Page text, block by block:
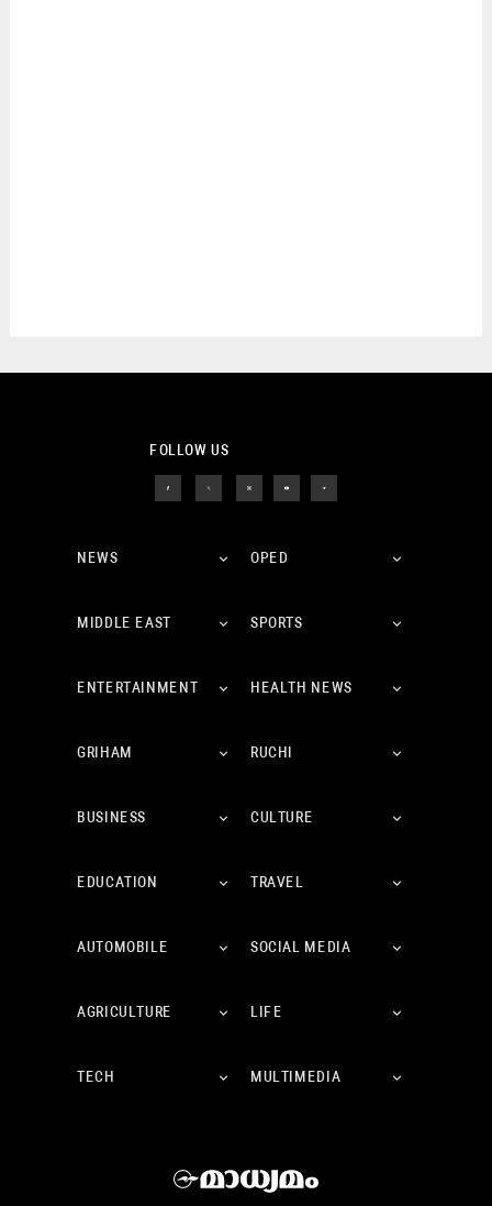
FOLLOW US
NEWS OPED
MIDDLE EAST SPORTS
ENTERTAINMENT HEALTH NEWS
GRIHAM RUCHI
BUSINESS CULTURE
EDUCATION TRAVEL
AUTOMOBILE SOCIAL MEDIA
AGRICULTURE LIFE
TECH MULTIMEDIA